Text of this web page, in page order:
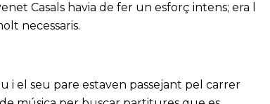
Casals havia de fer un esforç intens; era l
necessaris.
i el seu pare estaven passejant pel carrer